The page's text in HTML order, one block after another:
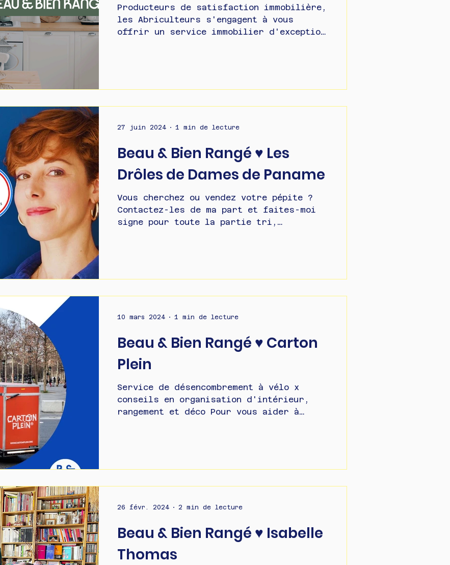
Producteurs de satisfaction immobilière,
les Abriculteurs s'engagent à vous
offrir un service immobilier d'exception
Beau & Bien Rangé ♥ Les
Drôles de Dames de Paname
Vous cherchez ou vendez votre pépite ?
Contactez-les de ma part et faites-moi
signe pour toute la partie tri,
27 juin 2024 1 min de lecture
Beau & Bien Rangé ♥ Carton
Plein
Service de désencombrement à vélo x
conseils en organisation d'intérieur,
rangement et déco Pour vous aider à
10 mars 2024 1 min de lecture
Beau & Bien Rangé ♥ Isabelle
Thomas
26 févr. 2024 2 min de lecture